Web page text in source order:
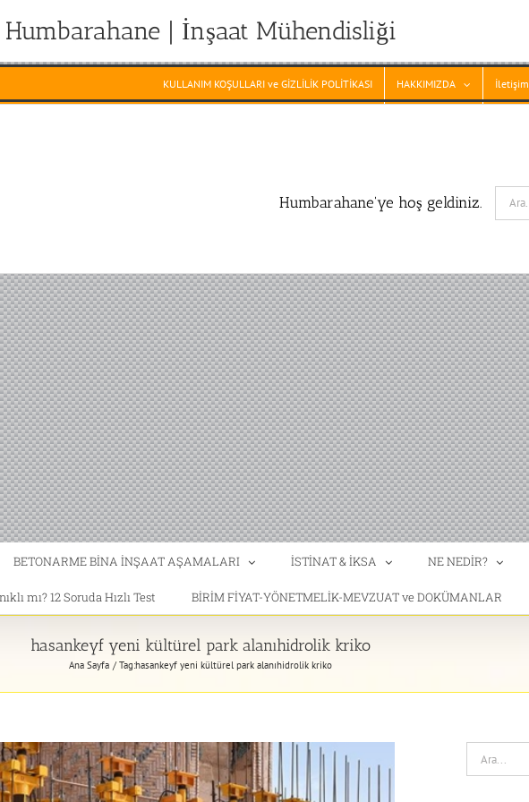
Humbarahane | İnşaat Mühendisliği
KULLANIM KOŞULLARI ve GİZLİLİK POLİTİKASI HAKKIMIZDA İletişim
Humbarahane'ye hoş geldiniz.
Search
for:
BETONARME BİNA İNŞAAT AŞAMALARI İSTİNAT & İKSA NE NEDİR?
mı? 12 Soruda Hızlı Test BİRİM FİYAT-YÖNETMELİK-MEVZUAT ve DOKÜMANLAR
hasankeyf yeni kültürel park alanıhidrolik kriko
Ana Sayfa Tag:hasankeyf yeni kültürel park alanıhidrolik kriko
Search
for: